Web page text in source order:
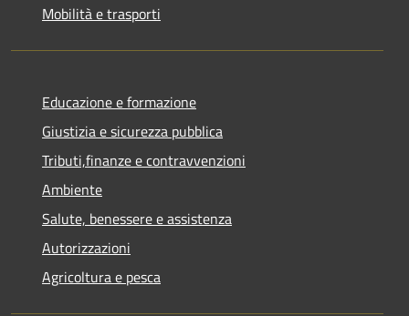
Mobilità e trasporti
Educazione e formazione
Giustizia e sicurezza pubblica
Tributi,finanze e contravvenzioni
Ambiente
Salute, benessere e assistenza
Autorizzazioni
Agricoltura e pesca